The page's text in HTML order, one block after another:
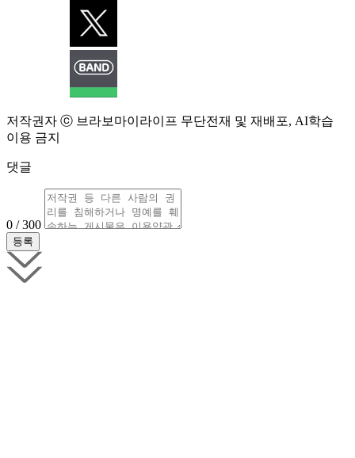
저작권자 ⓒ 브라보마이라이프 무단전재 및 재배포, AI학습
이용 금지
댓글
0 / 300